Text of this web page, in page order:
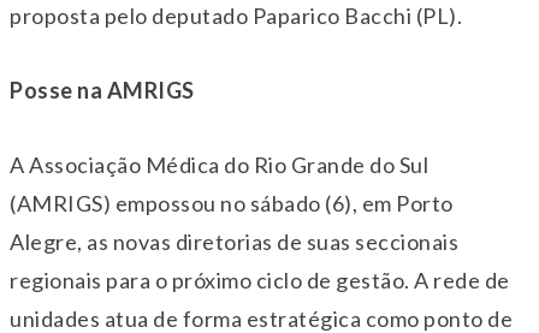
proposta pelo deputado Paparico Bacchi (PL).
Posse na AMRIGS
A Associação Médica do Rio Grande do Sul
(AMRIGS) empossou no sábado (6), em Porto
Alegre, as novas diretorias de suas seccionais
regionais para o próximo ciclo de gestão. A rede de
unidades atua de forma estratégica como ponto de